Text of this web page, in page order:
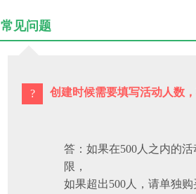
常见问题
创建时候需要填写活动人数
答：如果在500人之内的
限，
如果超出500人，请单独购